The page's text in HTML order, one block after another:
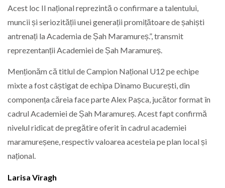
Acest loc II național reprezintă o confirmare a talentului,
muncii și seriozității unei generații promițătoare de șahiști
antrenați la Academia de Șah Maramureș.”, transmit
reprezentanții Academiei de Șah Maramureș.
Menționăm că titlul de Campion Național U12 pe echipe
mixte a fost câștigat de echipa Dinamo București, din
componența căreia face parte Alex Pașca, jucător format în
cadrul Academiei de Șah Maramureș. Acest fapt confirmă
nivelul ridicat de pregătire oferit în cadrul academiei
maramureșene, respectiv valoarea acesteia pe plan local și
național.
Larisa Viragh